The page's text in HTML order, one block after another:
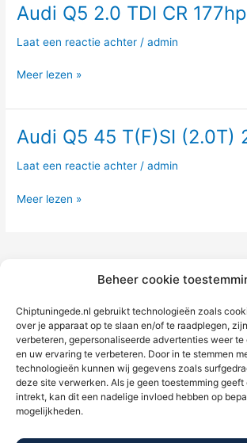
Beheer cookie
Chiptuningede.nl gebruikt technologieën zoals
over je apparaat op te slaan en/of te raadplegen,
verbeteren, gepersonaliseerde advertenties weer te
en uw ervaring te verbeteren. Door in te stemmen
technologieën kunnen wij gegevens zoals
deze site verwerken. Als je geen toestemming
intrekt, kan dit een nadelige invloed hebben op
mogelijkheden.
Audi Q5 2.0 TDI CR 177hp
Laat een reactie achter /admin
Audi
2.0
CR
Meer lezen »
Audi Q5 45 T(F)SI (2.0T)
Laat een reactie achter /admin
Audi
45
(2.0T)
Meer lezen »